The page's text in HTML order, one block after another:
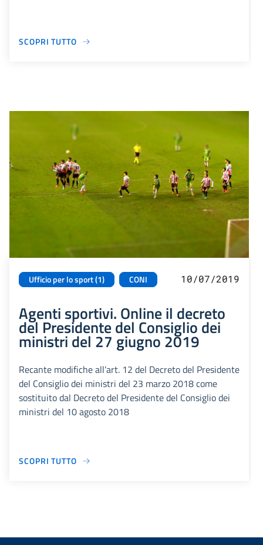
SCOPRI TUTTO
Ufficio per lo sport (1) CONI 10/07/2019
Agenti sportivi. Online il decreto
del Presidente del Consiglio dei
ministri del 27 giugno 2019
Recante modifiche all’art. 12 del Decreto del Presidente
del Consiglio dei ministri del 23 marzo 2018 come
sostituito dal Decreto del Presidente del Consiglio dei
ministri del 10 agosto 2018
SCOPRI TUTTO